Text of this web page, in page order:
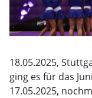
18.05.2025,
ging es für das
17.05.2025,